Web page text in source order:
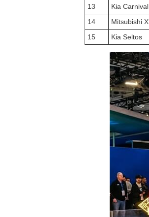
13
Kia Carnival
14
Mitsubishi
15
Kia Seltos